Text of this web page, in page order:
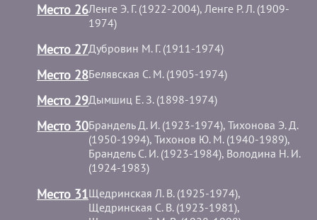
Место 26Ленге Э. Г. (1922-2004), Ленге Р. Л. (1909-
1974)
Место 27Дубровин М. Г. (1911-1974)
Место 28Белявская С. М. (1905-1974)
Место 29Дымшиц Е. З. (1898-1974)
Место 30Брандель Д. И. (1923-1974), Тихонова Э. Д.
(1950-1994), Тихонов Ю. М. (1940-1989),
Брандель С. И. (1923-1984), Володина Н. И.
(1924-1983)
Место 31Щедринская Л. В. (1925-1974),
Щедринская С. В. (1923-1981),